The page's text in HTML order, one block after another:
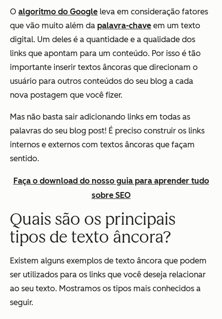
O algoritmo do Google leva em consideração fatores
que vão muito além da palavra-chave em um texto
digital. Um deles é a quantidade e a qualidade dos
links que apontam para um conteúdo. Por isso é tão
importante inserir textos âncoras que direcionam o
usuário para outros conteúdos do seu blog a cada
nova postagem que você fizer.
Mas não basta sair adicionando links em todas as
palavras do seu blog post! É preciso construir os links
internos e externos com textos âncoras que façam
sentido.
Faça o download do nosso guia para aprender tudo
sobre SEO
Quais são os principais
tipos de texto âncora?
Existem alguns exemplos de texto âncora que podem
ser utilizados para os links que você deseja relacionar
ao seu texto. Mostramos os tipos mais conhecidos a
seguir.